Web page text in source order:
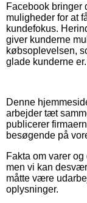
Facebook bringer
muligheder for at
kundefokus.
giver kunderne
købsoplevelsen,
glade kunderne er.
Denne
arbejder tæt
publicerer
besøgende på
Fakta om varer
men vi kan
måtte være
oplysninger.